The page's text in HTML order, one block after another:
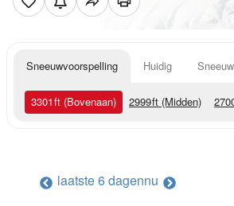
Sneeuwvoorspelling Huidig
3301ft (Bovenaan) 2999ft (Midden)
laatste 6 dagennu